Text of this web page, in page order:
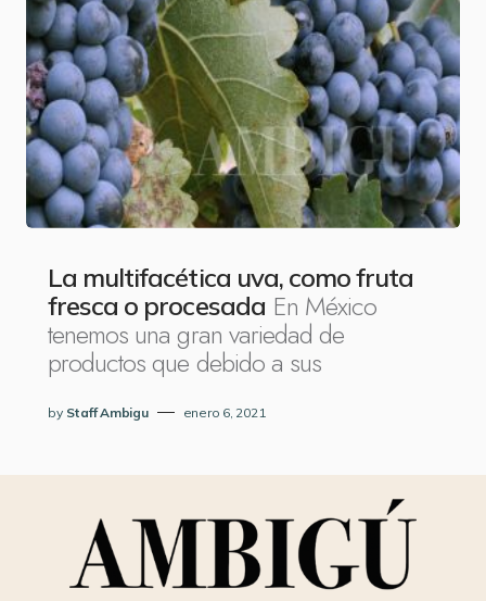
La multifacética uva, como fruta
fresca o procesada En México
tenemos una gran variedad de
productos que debido a sus
by Staff Ambigu enero 6, 2021